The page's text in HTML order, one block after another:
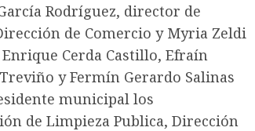
Rodríguez, director de
de Comercio y Myria Zeldi
Cerda Castillo, Efraín
Treviño y Fermín Gerardo Salinas
municipal los
de Limpieza Publica, Dirección